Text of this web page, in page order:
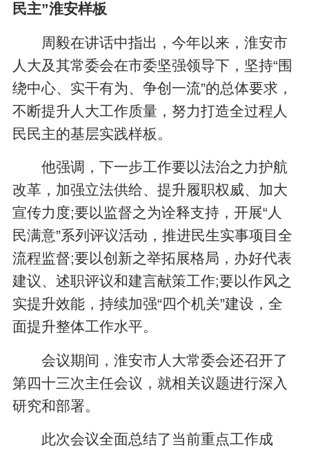
民主”淮安样板
周毅在讲话中指出，今年以来，淮安市
人大及其常委会在市委坚强领导下，坚持“围
绕中心、实干有为、争创一流”的总体要求，
不断提升人大工作质量，努力打造全过程人
民民主的基层实践样板。
他强调，下一步工作要以法治之力护航
改革，加强立法供给、提升履职权威、加大
宣传力度;要以监督之为诠释支持，开展“人
民满意”系列评议活动，推进民生实事项目全
流程监督;要以创新之举拓展格局，办好代表
建议、述职评议和建言献策工作;要以作风之
实提升效能，持续加强“四个机关”建设，全
面提升整体工作水平。
会议期间，淮安市人大常委会还召开了
第四十三次主任会议，就相关议题进行深入
研究和部署。
此次会议全面总结了当前重点工作成